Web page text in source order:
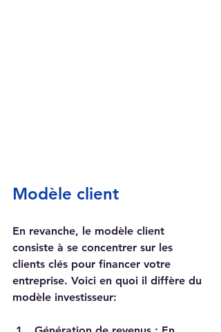
Modèle client
En revanche, le modèle client
consiste à se concentrer sur les
clients clés pour financer votre
entreprise. Voici en quoi il diffère du
modèle investisseur: